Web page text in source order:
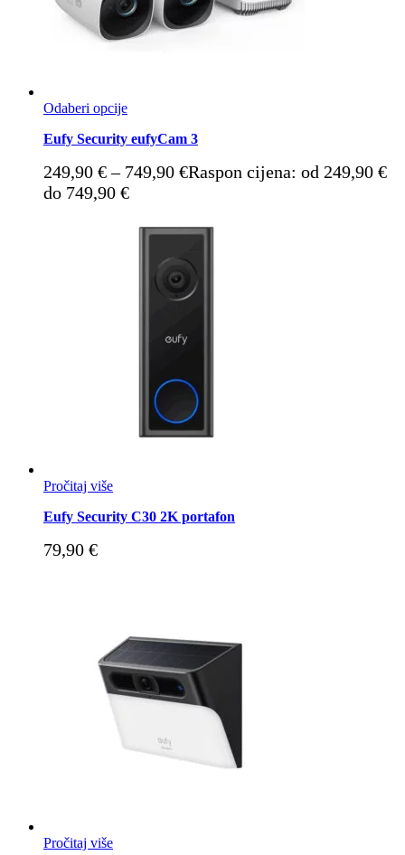
Odaberi opcije
Eufy Security eufyCam 3
249,90 € – 749,90 €Raspon cijena: od 249,90 €
do 749,90 €
Pročitaj više
Eufy Security C30 2K portafon
79,90 €
Pročitaj više